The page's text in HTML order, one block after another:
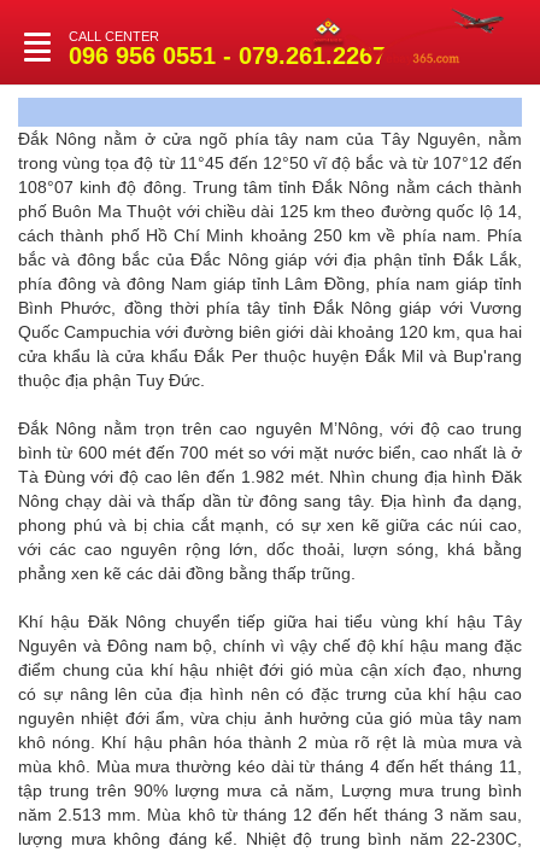
Toggle
navigation
CALL CENTER
096 956 0551 - 079.261.2267
Đắk Nông nằm ở cửa ngõ phía tây nam của Tây Nguyên, nằm
trong vùng tọa độ từ 11°45 đến 12°50 vĩ độ bắc và từ 107°12 đến
108°07 kinh độ đông. Trung tâm tỉnh Đắk Nông nằm cách thành
phố Buôn Ma Thuột với chiều dài 125 km theo đường quốc lộ 14,
cách thành phố Hồ Chí Minh khoảng 250 km về phía nam. Phía
bắc và đông bắc của Đắc Nông giáp với địa phận tỉnh Đắk Lắk,
phía đông và đông Nam giáp tỉnh Lâm Đồng, phía nam giáp tỉnh
Bình Phước, đồng thời phía tây tỉnh Đắk Nông giáp với Vương
Quốc Campuchia với đường biên giới dài khoảng 120 km, qua hai
cửa khẩu là cửa khẩu Đắk Per thuộc huyện Đắk Mil và Bup'rang
thuộc địa phận Tuy Đức.
Đắk Nông nằm trọn trên cao nguyên M’Nông, với độ cao trung
bình từ 600 mét đến 700 mét so với mặt nước biển, cao nhất là ở
Tà Đùng với độ cao lên đến 1.982 mét. Nhìn chung địa hình Đăk
Nông chạy dài và thấp dần từ đông sang tây. Địa hình đa dạng,
phong phú và bị chia cắt mạnh, có sự xen kẽ giữa các núi cao,
với các cao nguyên rộng lớn, dốc thoải, lư­ợn sóng, khá bằng
phẳng xen kẽ các dải đồng bằng thấp trũng.
Khí hậu Đăk Nông chuyển tiếp giữa hai tiểu vùng khí hậu Tây
Nguyên và Đông nam bộ, chính vì vậy chế độ khí hậu mang đặc
điểm chung của khí hậu nhiệt đới gió mùa cận xích đạo, nhưng
có sự nâng lên của địa hình nên có đặc trưng của khí hậu cao
nguyên nhiệt đới ẩm, vừa chịu ảnh hưởng của gió mùa tây nam
khô nóng. Khí hậu phân hóa thành 2 mùa rõ rệt là mùa mưa và
mùa khô. Mùa mưa thường kéo dài từ tháng 4 đến hết tháng 11,
tập trung trên 90% lượng mưa cả năm, Lượng mưa trung bình
năm 2.513 mm. Mùa khô từ tháng 12 đến hết tháng 3 năm sau,
lượng mưa không đáng kể. Nhiệt độ trung bình năm 22-230C,